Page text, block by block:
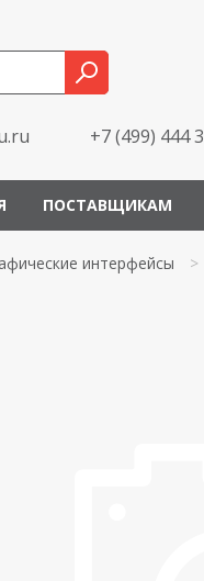
+7 (499) 444
ПОСТАВЩИКАМ
интерфейсы >